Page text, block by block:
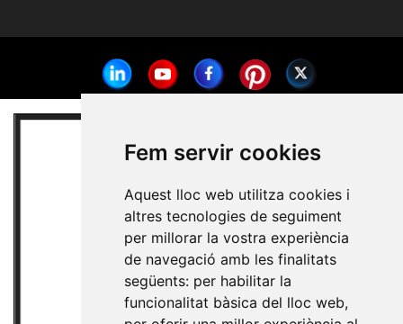
Fem servir cookies
Aquest lloc web utilitza cookies i
altres tecnologies de seguiment
per millorar la vostra experiència
de navegació amb les finalitats
següents: per habilitar la
funcionalitat bàsica del lloc web,